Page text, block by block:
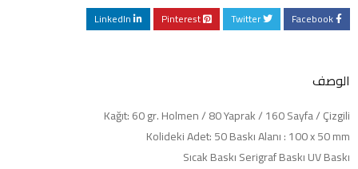
Facebook
Twitter
Pinterest
LinkedIn
الوصف
Kağıt: 60 gr. Holmen / 80 Yaprak / 160 Sayfa / Çizgili
Kolideki Adet: 50 Baskı Alanı : 100 x 50 mm
Sıcak Baskı Serigraf Baskı UV Baskı